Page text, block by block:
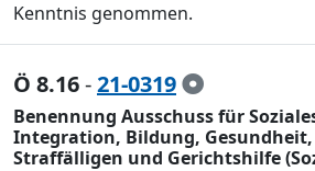
Kenntnis genommen.
Ö 8.16-21-0319
Benennung Ausschuss für
Integration, Bildung,
Straffälligen und Gerichtshilfe